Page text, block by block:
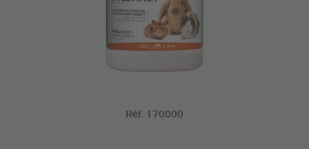
Réf. 170000